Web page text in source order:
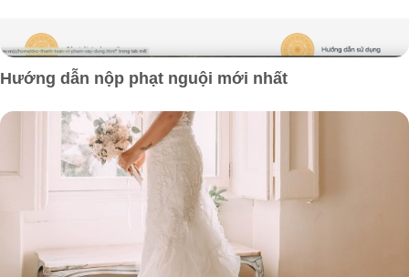
Hướng dẫn nộp phạt nguội mới nhất